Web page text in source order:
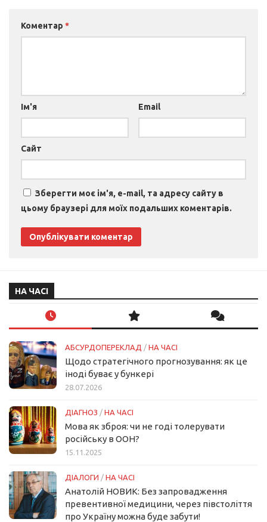
Коментар *
Ім'я Email
Сайт
Зберегти моє ім'я, e-mail, та адресу сайту в
цьому браузері для моїх подальших коментарів.
НА ЧАСІ
АБСУРДОПЕРЕКЛАД / НА ЧАСІ
Щодо стратегічного прогнозування: як це
іноді буває у бункері
28.07.2026
ДІАГНОЗ / НА ЧАСІ
Мова як зброя: чи не годі толерувати
російську в ООН?
15.11.2025
ДІАЛОГИ / НА ЧАСІ
Анатолій НОВИК: Без запровадження
превентивної медицини, через півстоліття
про Україну можна буде забути!